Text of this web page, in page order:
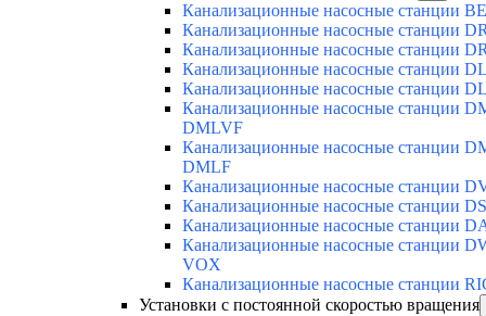
Канализационные насосные станции
Канализационные насосные станции
Канализационные насосные станции
Канализационные насосные станции
Канализационные насосные станции
Канализационные насосные станции
DMLVF
Канализационные насосные станции
DMLF
Канализационные насосные станции
Канализационные насосные станции
Канализационные насосные станции
Канализационные насосные станции
VOX
Канализационные насосные станции
Установки с постоянной скоростью вращения